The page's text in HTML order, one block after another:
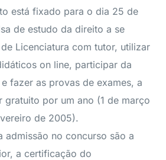
está fixado para o dia 25 de
de estudo da direito a se
Licenciatura com tutor, utilizar
on line, participar da
fazer as provas de exames, a
gratuito por um ano (1 de março
de 2005).
admissão no concurso são a
a certificação do